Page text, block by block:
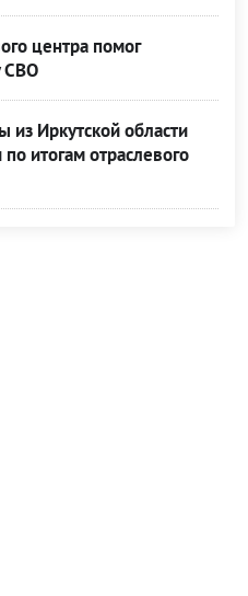
центра помог
СВО
Иркутской области
итогам отраслевого